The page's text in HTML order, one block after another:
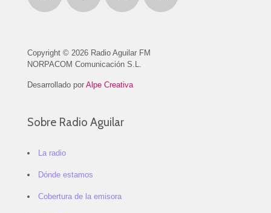
Copyright © 2026 Radio Aguilar FM
NORPACOM Comunicación S.L.
Desarrollado por Alpe Creativa
Sobre Radio Aguilar
La radio
Dónde estamos
Cobertura de la emisora